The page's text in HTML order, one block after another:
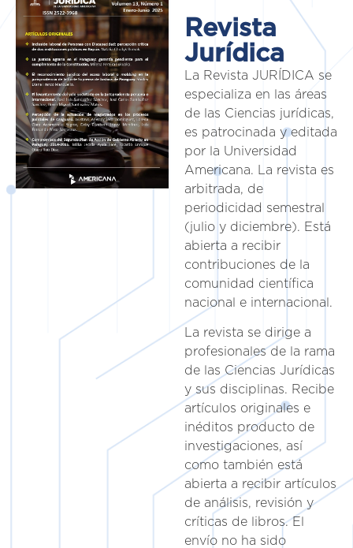
Revista
Jurídica
La Revista JURÍDICA se
especializa en las áreas
de las Ciencias jurídicas,
es patrocinada y editada
por la Universidad
Americana. La revista es
arbitrada, de
periodicidad semestral
(julio y diciembre). Está
abierta a recibir
contribuciones de la
comunidad científica
nacional e internacional.
La revista se dirige a
profesionales de la rama
de las Ciencias Jurídicas
y sus disciplinas. Recibe
artículos originales e
inéditos producto de
investigaciones, así
como también está
abierta a recibir artículos
de análisis, revisión y
críticas de libros. El
envío no ha sido